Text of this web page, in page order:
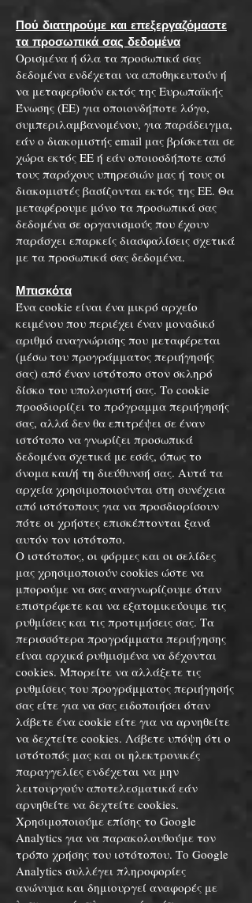
Πού διατηρούμε και επεξεργαζόμαστε
τα προσωπικά σας δεδομένα
Ορισμένα ή όλα τα προσωπικά σας
δεδομένα ενδέχεται να αποθηκευτούν ή
να μεταφερθούν εκτός της Ευρωπαϊκής
Ένωσης (ΕΕ) για οποιονδήποτε λόγο,
συμπεριλαμβανομένου, για παράδειγμα,
εάν ο διακομιστής email μας βρίσκεται σε
χώρα εκτός ΕΕ ή εάν οποιοσδήποτε από
τους παρόχους υπηρεσιών μας ή τους οι
διακομιστές βασίζονται εκτός της ΕΕ. Θα
μεταφέρουμε μόνο τα προσωπικά σας
δεδομένα σε οργανισμούς που έχουν
παράσχει επαρκείς διασφαλίσεις σχετικά
με τα προσωπικά σας δεδομένα.
Μπισκότα
Ένα cookie είναι ένα μικρό αρχείο
κειμένου που περιέχει έναν μοναδικό
αριθμό αναγνώρισης που μεταφέρεται
(μέσω του προγράμματος περιήγησής
σας) από έναν ιστότοπο στον σκληρό
δίσκο του υπολογιστή σας. Το cookie
προσδιορίζει το πρόγραμμα περιήγησής
σας, αλλά δεν θα επιτρέψει σε έναν
ιστότοπο να γνωρίζει προσωπικά
δεδομένα σχετικά με εσάς, όπως το
όνομα και/ή τη διεύθυνσή σας. Αυτά τα
αρχεία χρησιμοποιούνται στη συνέχεια
από ιστότοπους για να προσδιορίσουν
πότε οι χρήστες επισκέπτονται ξανά
αυτόν τον ιστότοπο.
Ο ιστότοπος, οι φόρμες και οι σελίδες
μας χρησιμοποιούν cookies ώστε να
μπορούμε να σας αναγνωρίζουμε όταν
επιστρέφετε και να εξατομικεύουμε τις
ρυθμίσεις και τις προτιμήσεις σας. Τα
περισσότερα προγράμματα περιήγησης
είναι αρχικά ρυθμισμένα να δέχονται
cookies. Μπορείτε να αλλάξετε τις
ρυθμίσεις του προγράμματος περιήγησής
σας είτε για να σας ειδοποιήσει όταν
λάβετε ένα cookie είτε για να αρνηθείτε
να δεχτείτε cookies. Λάβετε υπόψη ότι ο
ιστότοπός μας και οι ηλεκτρονικές
παραγγελίες ενδέχεται να μην
λειτουργούν αποτελεσματικά εάν
αρνηθείτε να δεχτείτε cookies.
Χρησιμοποιούμε επίσης το Google
Analytics για να παρακολουθούμε τον
τρόπο χρήσης του ιστότοπου. Το Google
Analytics συλλέγει πληροφορίες
ανώνυμα και δημιουργεί αναφορές με